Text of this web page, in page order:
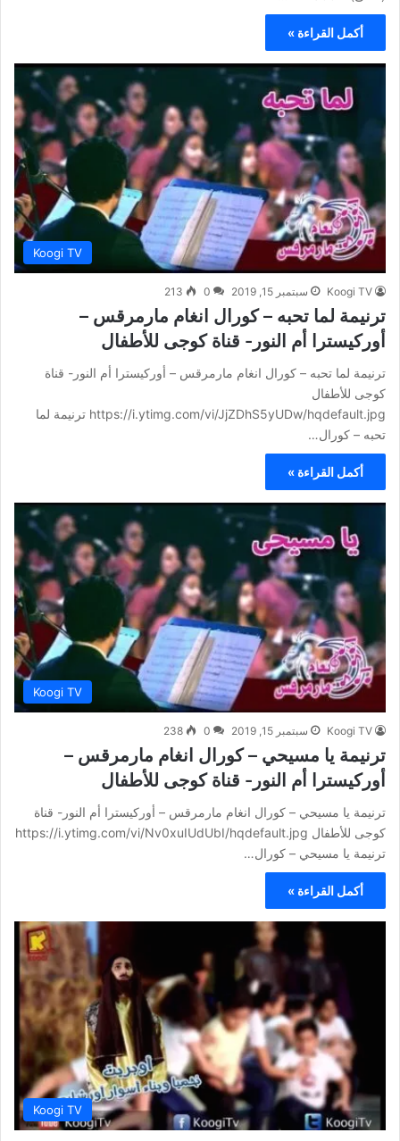
أكمل القراءة »
Koogi TV
Koogi TV سبتمبر 15, 2019 0
213
ترنيمة لما تحبه – كورال انغام مارمرقس –
أوركيسترا أم النور- قناة كوجى للأطفال
ترنيمة لما تحبه – كورال انغام مارمرقس – أوركيسترا أم النور- قناة
كوجى للأطفال
https://i.ytimg.com/vi/JjZDhS5yUDw/hqdefault.jpg ترنيمة لما
تحبه – كورال…
أكمل القراءة »
Koogi TV
Koogi TV سبتمبر 15, 2019 0
238
ترنيمة يا مسيحي – كورال انغام مارمرقس –
أوركيسترا أم النور- قناة كوجى للأطفال
ترنيمة يا مسيحي – كورال انغام مارمرقس – أوركيسترا أم النور- قناة
كوجى للأطفال https://i.ytimg.com/vi/Nv0xuIUdUbI/hqdefault.jpg
ترنيمة يا مسيحي – كورال…
أكمل القراءة »
Koogi TV